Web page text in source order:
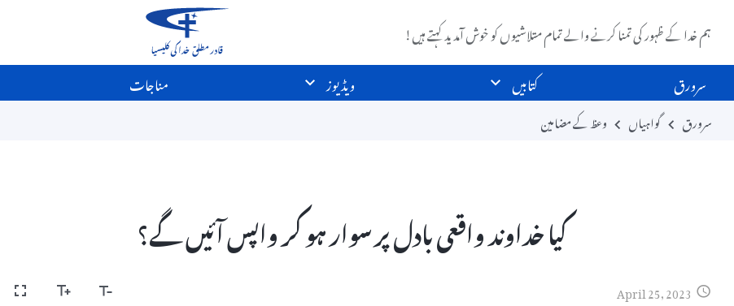
ہم خدا کے ظہور کی تمنا کرنے والے تمام متلاشیوں کو خوش آمدید کہتے ہیں!
سرورق
کتابیں ویڈیوز مناجات
سرورق گواہیاں وعظ کے مضامین
کیا خداوند واقعی بادل پر سوار ہو کر واپس آئیں گے؟
April 25, 2023